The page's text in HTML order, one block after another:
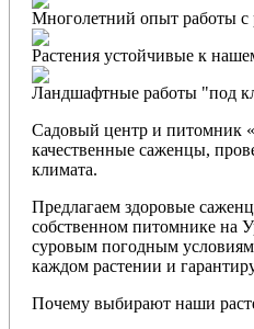
Многолетний опыт работы с
Растения устойчивые к
Ландшафтные работы "под
Садовый центр и
качественные саженцы,
климата.
Предлагаем здоровые
собственном питомнике на
суровым погодным
каждом растении и
Почему выбирают наши